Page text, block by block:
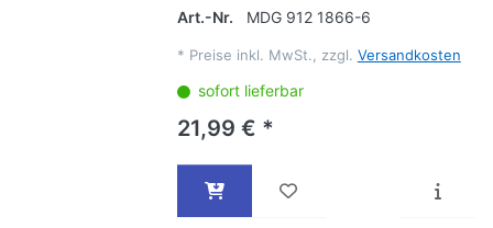
Art.-Nr.
MDG 912 1866-6
* Preise inkl. MwSt., zzgl. Versandkosten
sofort lieferbar
21,99 € *